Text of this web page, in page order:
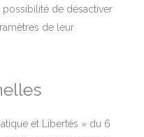
possibilité de désactiver
de leur
et Libertés » du 6